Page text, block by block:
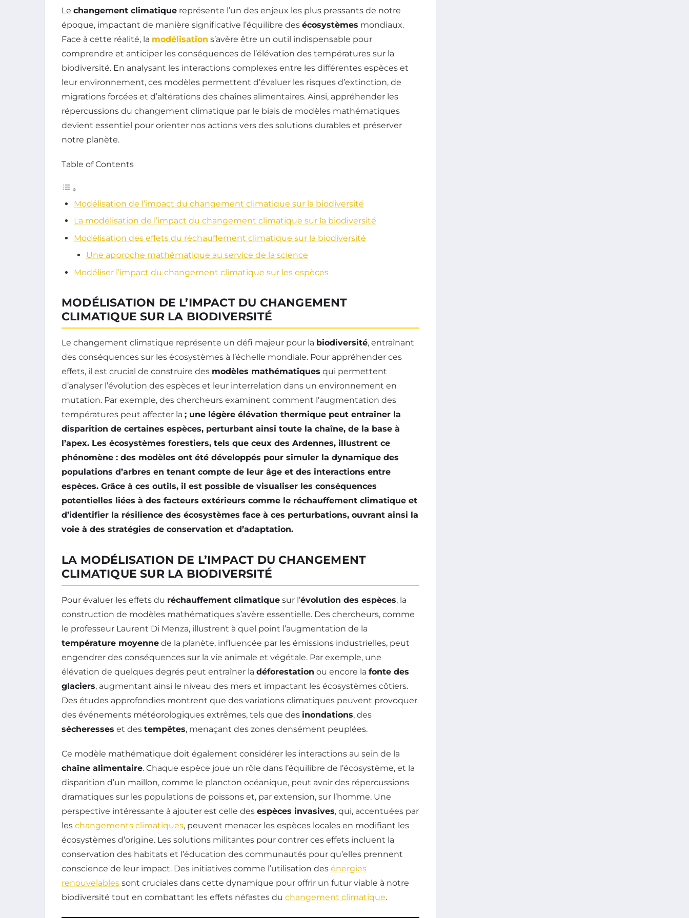
Le changement climatique représente l’un des enjeux les plus pressants de notre
époque, impactant de manière significative l’équilibre des écosystèmes mondiaux.
Face à cette réalité, la modélisation s’avère être un outil indispensable pour
comprendre et anticiper les conséquences de l’élévation des températures sur la
biodiversité. En analysant les interactions complexes entre les différentes espèces et
leur environnement, ces modèles permettent d’évaluer les risques d’extinction, de
migrations forcées et d’altérations des chaînes alimentaires. Ainsi, appréhender les
répercussions du changement climatique par le biais de modèles mathématiques
devient essentiel pour orienter nos actions vers des solutions durables et préserver
notre planète.
Table of Contents
Modélisation de l’impact du changement climatique sur la biodiversité
La modélisation de l’impact du changement climatique sur la biodiversité
Modélisation des effets du réchauffement climatique sur la biodiversité
Une approche mathématique au service de la science
Modéliser l’impact du changement climatique sur les espèces
MODÉLISATION DE L’IMPACT DU CHANGEMENT
CLIMATIQUE SUR LA BIODIVERSITÉ
Le changement climatique représente un défi majeur pour la biodiversité, entraînant
des conséquences sur les écosystèmes à l’échelle mondiale. Pour appréhender ces
effets, il est crucial de construire des modèles mathématiques qui permettent
d’analyser l’évolution des espèces et leur interrelation dans un environnement en
mutation. Par exemple, des chercheurs examinent comment l’augmentation des
températures peut affecter la ; une légère élévation thermique peut entraîner la
disparition de certaines espèces, perturbant ainsi toute la chaîne, de la base à
l’apex. Les écosystèmes forestiers, tels que ceux des Ardennes, illustrent ce
phénomène : des modèles ont été développés pour simuler la dynamique des
populations d’arbres en tenant compte de leur âge et des interactions entre
espèces. Grâce à ces outils, il est possible de visualiser les conséquences
potentielles liées à des facteurs extérieurs comme le réchauffement climatique et
d’identifier la résilience des écosystèmes face à ces perturbations, ouvrant ainsi la
voie à des stratégies de conservation et d’adaptation.
LA MODÉLISATION DE L’IMPACT DU CHANGEMENT
CLIMATIQUE SUR LA BIODIVERSITÉ
Pour évaluer les effets du réchauffement climatique sur l’évolution des espèces, la
construction de modèles mathématiques s’avère essentielle. Des chercheurs, comme
le professeur Laurent Di Menza, illustrent à quel point l’augmentation de la
température moyenne de la planète, influencée par les émissions industrielles, peut
engendrer des conséquences sur la vie animale et végétale. Par exemple, une
élévation de quelques degrés peut entraîner la déforestation ou encore la fonte des
glaciers, augmentant ainsi le niveau des mers et impactant les écosystèmes côtiers.
Des études approfondies montrent que des variations climatiques peuvent provoquer
des événements météorologiques extrêmes, tels que des inondations, des
sécheresses et des tempêtes, menaçant des zones densément peuplées.
Ce modèle mathématique doit également considérer les interactions au sein de la
chaîne alimentaire. Chaque espèce joue un rôle dans l’équilibre de l’écosystème, et la
disparition d’un maillon, comme le plancton océanique, peut avoir des répercussions
dramatiques sur les populations de poissons et, par extension, sur l’homme. Une
perspective intéressante à ajouter est celle des espèces invasives, qui, accentuées par
les changements climatiques, peuvent menacer les espèces locales en modifiant les
écosystèmes d’origine. Les solutions militantes pour contrer ces effets incluent la
conservation des habitats et l’éducation des communautés pour qu’elles prennent
conscience de leur impact. Des initiatives comme l’utilisation des énergies
renouvelables sont cruciales dans cette dynamique pour offrir un futur viable à notre
biodiversité tout en combattant les effets néfastes du changement climatique.